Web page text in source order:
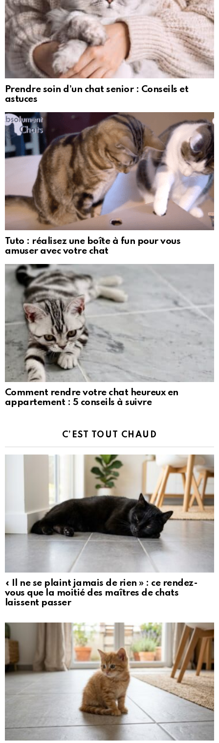
Prendre soin d’un chat senior : Conseils et
astuces
Tuto : réalisez une boîte à fun pour vous
amuser avec votre chat
Comment rendre votre chat heureux en
appartement : 5 conseils à suivre
C’EST TOUT CHAUD
« Il ne se plaint jamais de rien » : ce rendez-
vous que la moitié des maîtres de chats
laissent passer